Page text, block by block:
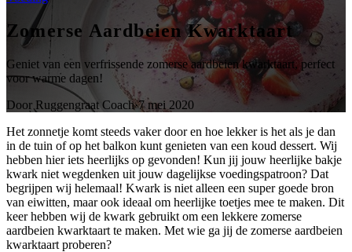
Zomerse Aardbeien Kwarktaart
Geniet van een verfrissende zomerse aardbeien kwarktaart, perfect
voor warme dagen!
Door Ruggengraat Coach·7 mei 2020
Het zonnetje komt steeds vaker door en hoe lekker is het als je dan
in de tuin of op het balkon kunt genieten van een koud dessert. Wij
hebben hier iets heerlijks op gevonden! Kun jij jouw heerlijke bakje
kwark niet wegdenken uit jouw dagelijkse voedingspatroon? Dat
begrijpen wij helemaal! Kwark is niet alleen een super goede bron
van eiwitten, maar ook ideaal om heerlijke toetjes mee te maken. Dit
keer hebben wij de kwark gebruikt om een lekkere zomerse
aardbeien kwarktaart te maken. Met wie ga jij de zomerse aardbeien
kwarktaart proberen?